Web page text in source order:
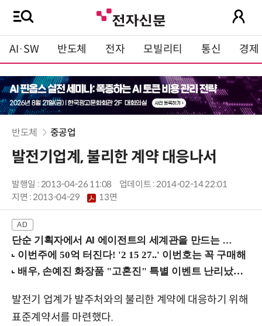
AI·SW 반도체 전자 모빌리티 통신 경제
반도체 중공업
발전기업계, 불리한 계약 대응나서
발행일 : 2013-04-26 11:08
업데이트 : 2014-02-14 22:01
지면 :2013-04-29 13면
단순 기획자에서 AI 에이전트의 세계관을 만드는 지식 설계자로.. (8/20 강남역)
발전기 업계가 발주처와의 불리한 계약에 대응하기 위해
표준계약서를 마련했다.